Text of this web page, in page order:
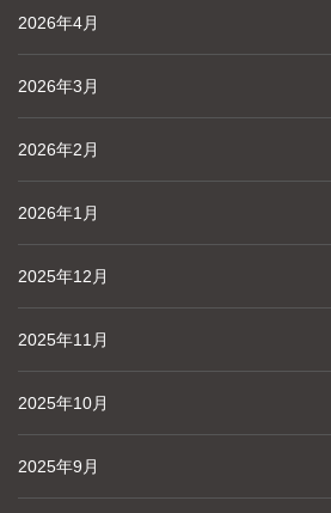
2026年4月
2026年3月
2026年2月
2026年1月
2025年12月
2025年11月
2025年10月
2025年9月